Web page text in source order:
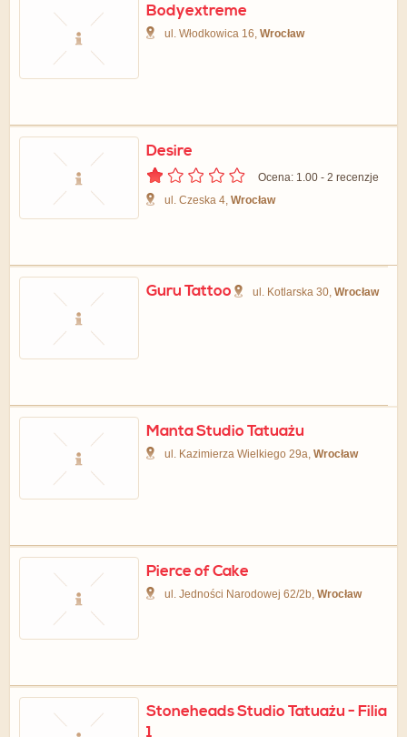
Bodyextreme
ul. Włodkowica 16,Wrocław
Desire
Ocena: 1.00 - ‎2 recenzje
ul. Czeska 4,Wrocław
Guru Tattoo ul. Kotlarska 30,Wrocław
Manta Studio Tatuażu
ul. Kazimierza Wielkiego 29a,Wrocław
Pierce of Cake
ul. Jedności Narodowej 62/2b,Wrocław
Stoneheads Studio Tatuażu - Filia
1